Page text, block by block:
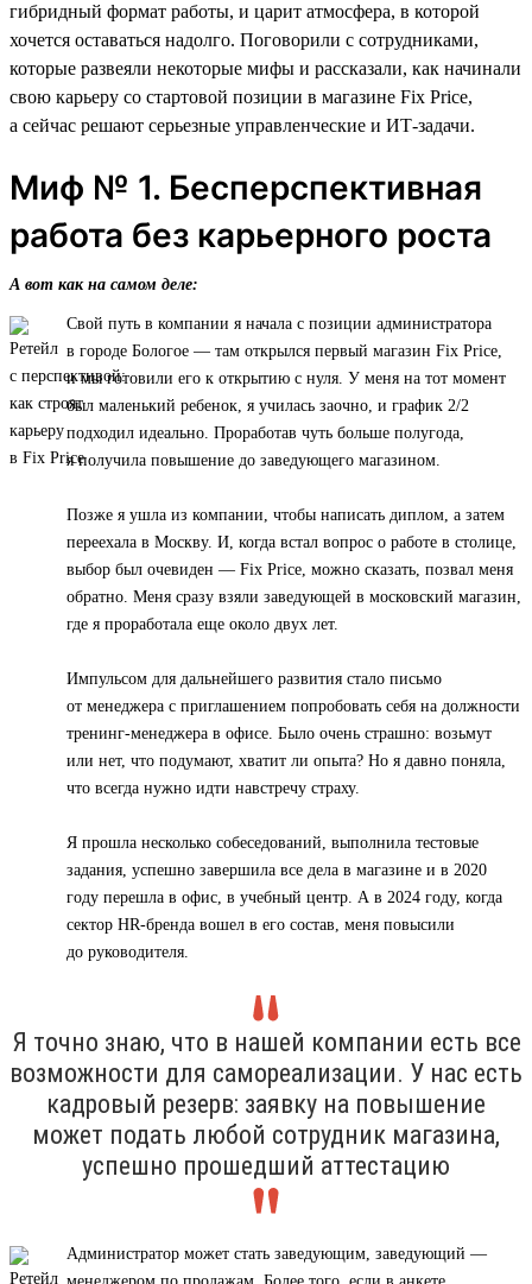
гибридный формат работы, и царит атмосфера, в которой
хочется оставаться надолго. Поговорили с сотрудниками,
которые развеяли некоторые мифы и рассказали, как начинали
свою карьеру со стартовой позиции в магазине Fix Price,
а сейчас решают серьезные управленческие и ИТ-задачи.
Миф № 1. Бесперспективная
работа без карьерного роста
А вот как на самом деле:
Свой путь в компании я начала с позиции администратора
в городе Бологое — там открылся первый магазин Fix Price,
и мы готовили его к открытию с нуля. У меня на тот момент
был маленький ребенок, я училась заочно, и график 2/2
подходил идеально. Проработав чуть больше полугода,
я получила повышение до заведующего магазином.
Позже я ушла из компании, чтобы написать диплом, а затем
переехала в Москву. И, когда встал вопрос о работе в столице,
выбор был очевиден — Fix Price, можно сказать, позвал меня
обратно. Меня сразу взяли заведующей в московский магазин,
где я проработала еще около двух лет.
Импульсом для дальнейшего развития стало письмо
от менеджера с приглашением попробовать себя на должности
тренинг-менеджера в офисе. Было очень страшно: возьмут
или нет, что подумают, хватит ли опыта? Но я давно поняла,
что всегда нужно идти навстречу страху.
Я прошла несколько собеседований, выполнила тестовые
задания, успешно завершила все дела в магазине и в 2020
году перешла в офис, в учебный центр. А в 2024 году, когда
сектор HR-бренда вошел в его состав, меня повысили
до руководителя.
Я точно знаю, что в нашей компании есть все
возможности для самореализации. У нас есть
кадровый резерв: заявку на повышение
может подать любой сотрудник магазина,
успешно прошедший аттестацию
Администратор может стать заведующим, заведующий —